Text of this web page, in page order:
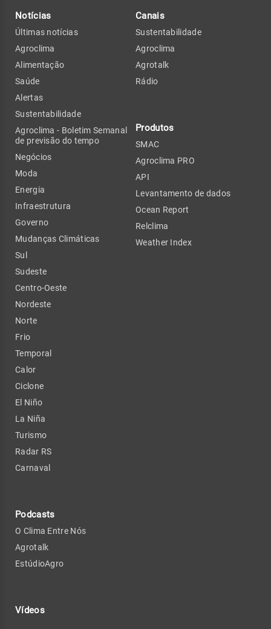
Notícias
Últimas notícias
Agroclima
Alimentação
Saúde
Alertas
Sustentabilidade
Agroclima - Boletim Semanal
de previsão do tempo
Negócios
Moda
Energia
Infraestrutura
Governo
Mudanças Climáticas
Sul
Sudeste
Centro-Oeste
Nordeste
Norte
Frio
Temporal
Calor
Ciclone
El Niño
La Niña
Turismo
Radar RS
Carnaval
Podcasts
O Clima Entre Nós
Agrotalk
EstúdioAgro
Vídeos
Canais
Sustentabilidade
Agroclima
Agrotalk
Rádio
Produtos
SMAC
Agroclima PRO
API
Levantamento de dados
Ocean Report
Relclima
Weather Index